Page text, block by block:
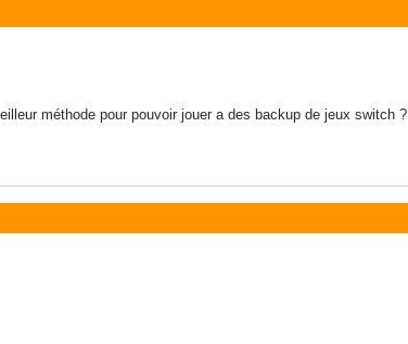
méthode pour pouvoir jouer a des backup de jeux switch ?